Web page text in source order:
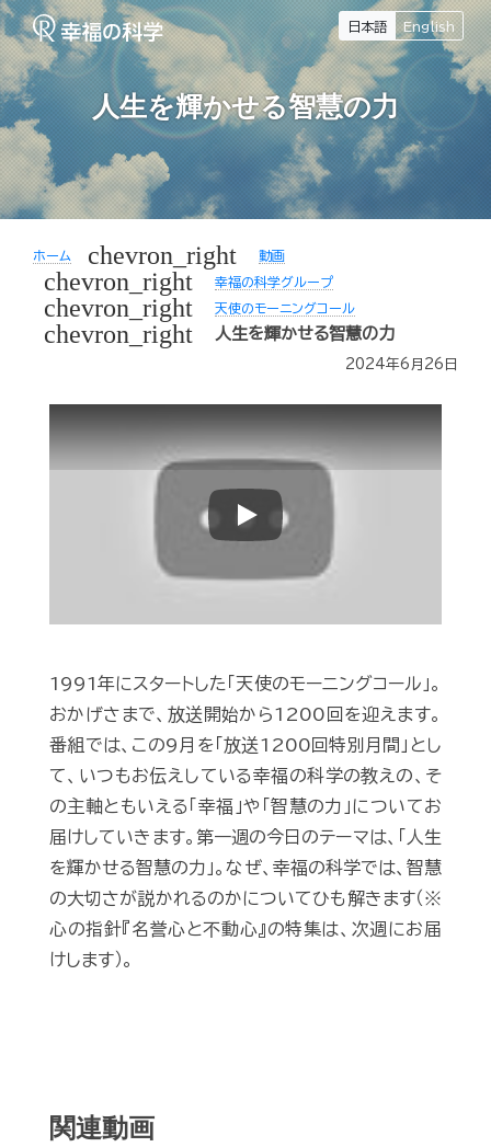
日本語 English
人生を輝かせる智慧の力
ホーム chevron_right 動画
chevron_right 幸福の科学グループ
chevron_right 天使のモーニングコール
chevron_right 人生を輝かせる智慧の力
2024年6月26日
Play
1991年にスタートした「天使のモーニングコール」。
おかげさまで、放送開始から1200回を迎えます。
番組では、この9月を「放送1200回特別月間」とし
て、いつもお伝えしている幸福の科学の教えの、そ
の主軸ともいえる「幸福」や「智慧の力」についてお
届けしていきます。第一週の今日のテーマは、「人生
を輝かせる智慧の力」。なぜ、幸福の科学では、智慧
の大切さが説かれるのかについてひも解きます（※
心の指針『名誉心と不動心』の特集は、次週にお届
けします）。
関連動画